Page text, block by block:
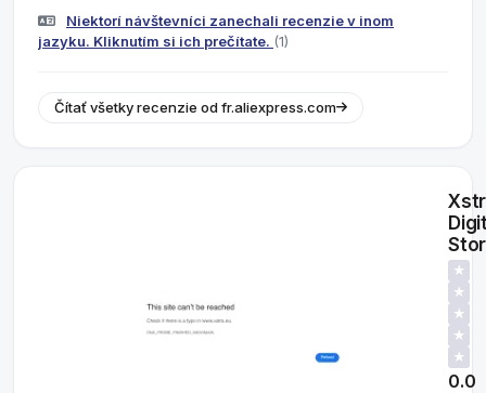
Niektorí návštevníci zanechali recenzie v inom
jazyku. Kliknutím si ich prečítate. (1)
Čítať všetky recenzie od fr.aliexpress.com
★
★
★
★
★
0.0